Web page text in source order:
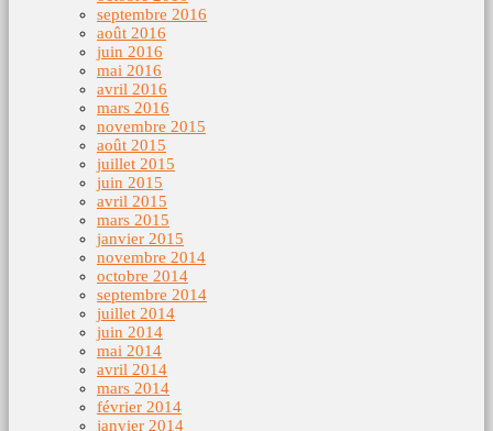
septembre 2016
août 2016
juin 2016
mai 2016
avril 2016
mars 2016
novembre 2015
août 2015
juillet 2015
juin 2015
avril 2015
mars 2015
janvier 2015
novembre 2014
octobre 2014
septembre 2014
juillet 2014
juin 2014
mai 2014
avril 2014
mars 2014
février 2014
janvier 2014